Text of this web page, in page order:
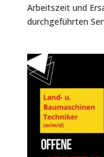
Arbeitszeit und
durchgeführten